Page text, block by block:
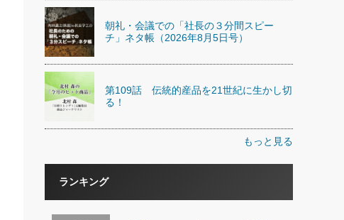
朝礼・会議での「社長の３分間スピー
チ」ネタ帳（2026年8月5日号）
第109話 伝統的産品を21世紀に生かし切
る！
もっと見る
ランキング